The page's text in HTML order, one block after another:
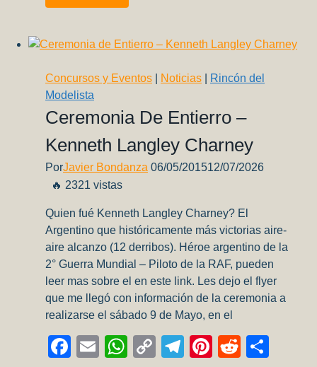
109
–
Model
Efectos
y
desgastes
Concursos y Eventos Noticias
Rincón del
Modelista
Ceremonia De Entierro –
Kenneth Langley Charney
PorJavier Bondanza 06/05/201512/07/2026
🔥 2321 vistas
Quien fué Kenneth Langley Charney? El
Argentino que históricamente más victorias aire-
aire alcanzo (12 derribos). Héroe argentino de la
2° Guerra Mundial – Piloto de la RAF, pueden
leer mas sobre el en este link. Les dejo el flyer
que me llegó con información de la ceremonia a
realizarse el sábado 9 de Mayo, en el
Facebook
EmailWhatsApp
CopyTelegram
Pinterest
Reddit